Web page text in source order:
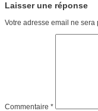
Laisser une réponse
Votre adresse email ne
Commentaire *